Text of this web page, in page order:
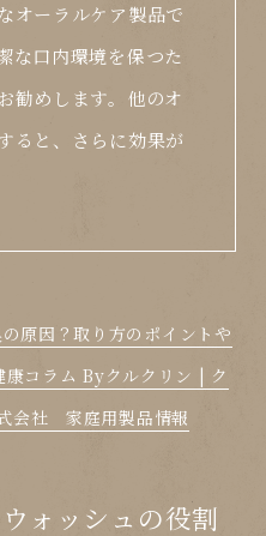
オーラルケア製品で
な口内環境を保つた
勧めします。他のオ
ると、さらに効果が
原因？取り方のポイントや
コラム Byクルクリン | ク
会社 家庭用製品情報
ォッシュの役割